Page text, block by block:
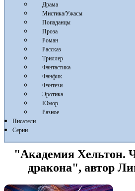
Драма
Мистика/Ужасы
Попаданцы
Проза
Роман
Рассказ
Триллер
Фантастика
Фанфик
Фэнтези
Эротика
Юмор
Разное
Писатели
Серии
"Академия Хельтон.
дракона", автор